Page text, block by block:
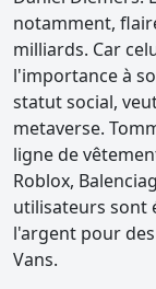
notamment,
milliards. Car
l'importance à
statut social,
metaverse.
ligne de
Roblox,
utilisateurs sont
l'argent pour
Vans.